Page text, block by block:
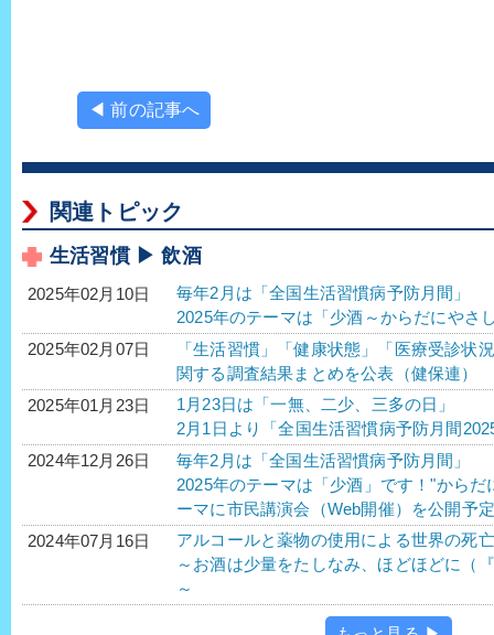
◀ 前の記事へ
関連トピック
生活習慣 ▶ 飲酒
2025年02月10日
毎年2月は「全国生活習慣病予防月間」
2025年のテーマは「少酒～からだにやさ
2025年02月07日
「生活習慣」「健康状態」「医療受診状
関する調査結果まとめを公表（健保連）
2025年01月23日
1月23日は「一無、二少、三多の日」
2月1日より「全国生活習慣病予防月間
2024年12月26日
毎年2月は「全国生活習慣病予防月間」
2025年のテーマは「少酒」です！"から
ーマに市民講演会（Web開催）を公開予定
2024年07月16日
アルコールと薬物の使用による世界の
～お酒は少量をたしなみ、ほどほどに（
～